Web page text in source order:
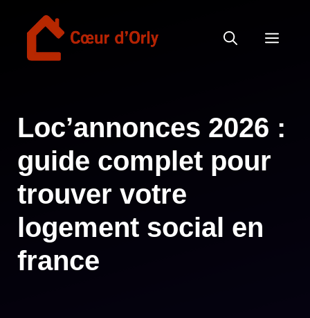
contenu
Loc’annonces 2026 :
guide complet pour
trouver votre
logement social en
france